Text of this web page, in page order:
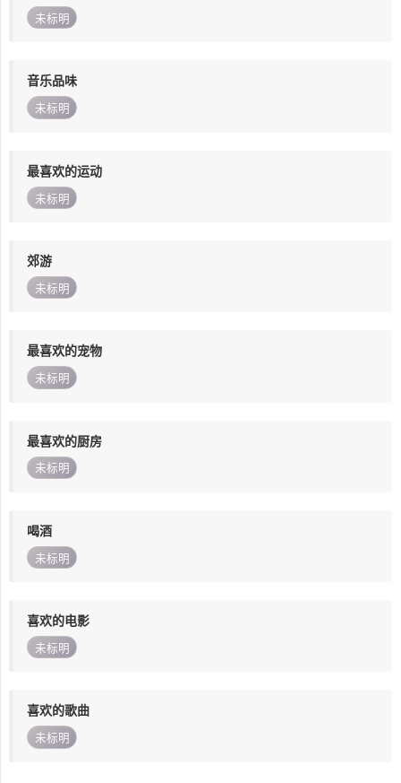
未标明
音乐品味
未标明
最喜欢的运动
未标明
郊游
未标明
最喜欢的宠物
未标明
最喜欢的厨房
未标明
喝酒
未标明
喜欢的电影
未标明
喜欢的歌曲
未标明